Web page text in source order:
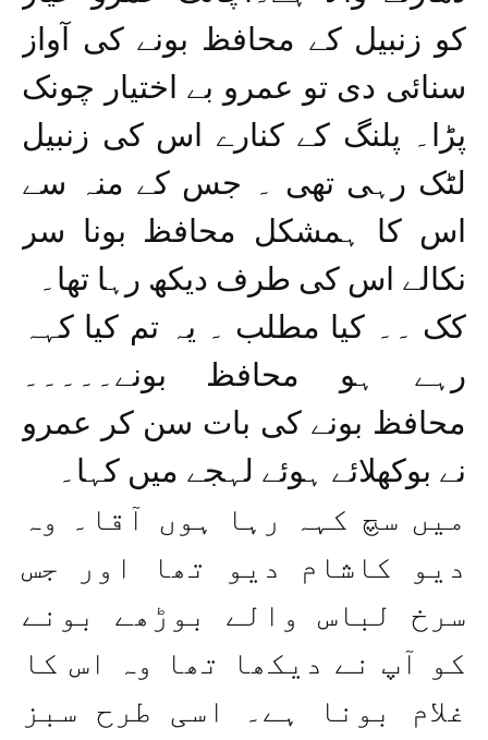
کو زنبیل کے محافظ بونے کی آواز
سنائی دی تو عمرو بے اختیار چونک
پڑا۔ پلنگ کے کنارے اس کی زنبیل
لٹک رہی تھی ۔ جس کے منہ سے
اس کا ہمشکل محافظ بونا سر
نکالے اس کی طرف دیکھ رہا تھا۔
کک ۔۔ کیا مطلب ۔ یہ تم کیا کہہ
رہے ہو محافظ بونے۔۔۔۔۔
محافظ بونے کی بات سن کر عمرو
نے بوکھلائے ہوئے لہجے میں کہا۔
میں سچ کہہ رہا ہوں آقا۔ وہ
دیو کاشام دیو تھا اور جس
سرخ لباس والے بوڑھے بونے
کو آپ نے دیکھا تھا وہ اس کا
غلام بونا ہے۔ اسی طرح سبز